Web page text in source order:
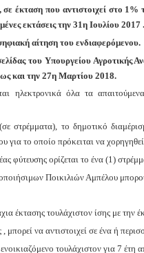
έκταση που αντιστοιχεί στο
εκτάσεις την 31η Ιουλίου 2017 .
αίτηση του ενδιαφερόμενου.
του Υπουργείου
και την 27η Μαρτίου 2018.
ηλεκτρονικά όλα τα
στρέμματα), το δημοτικό
για το οποίο πρόκειται να
φύτευσης ορίζεται το ένα (1)
Ποικιλιών Αμπέλου
έκτασης τουλάχιστον ίσης με την
να αντιστοιχεί σε ένα ή
τουλάχιστον για 7 έτη